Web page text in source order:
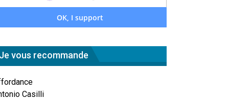
Je vous recommande
Casilli